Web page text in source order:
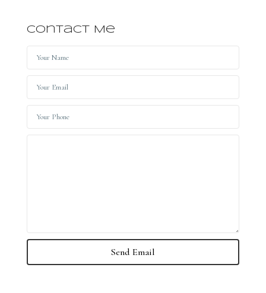
Contact Me